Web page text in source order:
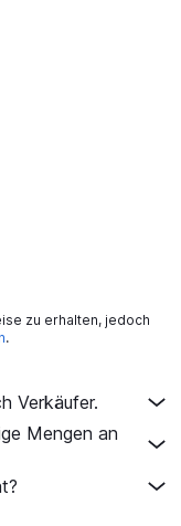
zu erhalten, jedoch
.
Verkäufer.
Mengen an